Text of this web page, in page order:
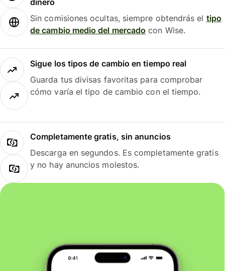
dinero
Sin comisiones ocultas, siempre obtendrás el tipo
de cambio medio del mercado con Wise.
Sigue los tipos de cambio en tiempo real
Guarda tus divisas favoritas para comprobar
cómo varía el tipo de cambio con el tiempo.
Completamente gratis, sin anuncios
Descarga en segundos. Es completamente gratis
y no hay anuncios molestos.